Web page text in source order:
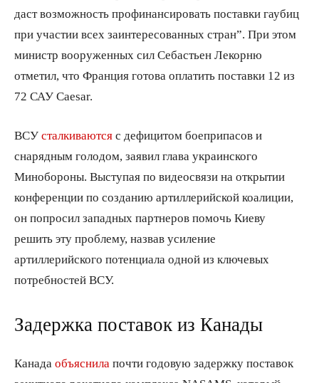
даст возможность профинансировать поставки гаубиц
при участии всех заинтересованных стран”. При этом
министр вооруженных сил Себастьен Лекорню
отметил, что Франция готова оплатить поставки 12 из
72 САУ Caesar.
ВСУ сталкиваются с дефицитом боеприпасов и
снарядным голодом, заявил глава украинского
Минобороны. Выступая по видеосвязи на открытии
конференции по созданию артиллерийской коалиции,
он попросил западных партнеров помочь Киеву
решить эту проблему, назвав усиление
артиллерийского потенциала одной из ключевых
потребностей ВСУ.
Задержка поставок из Канады
Канада объяснила почти годовую задержку поставок